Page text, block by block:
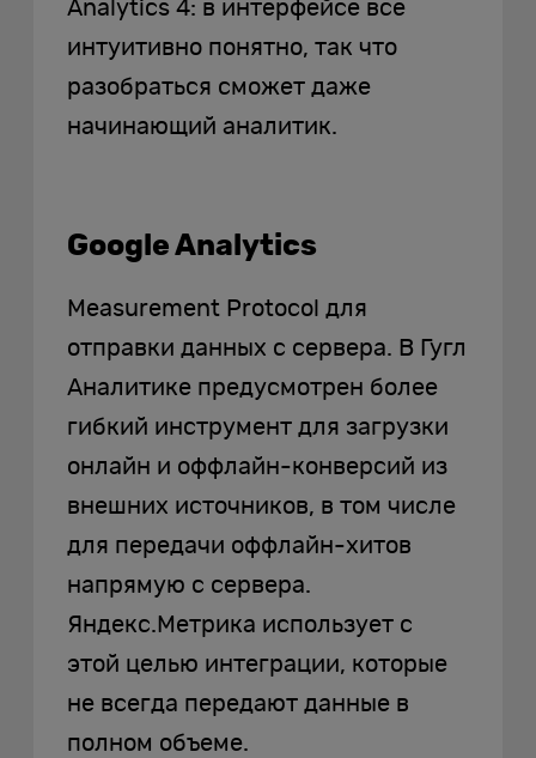
Analytics 4: в интерфейсе все
интуитивно понятно, так что
разобраться сможет даже
начинающий аналитик.
Google Analytics
Measurement Protocol для
отправки данных с сервера. В Гугл
Аналитике предусмотрен более
гибкий инструмент для загрузки
онлайн и оффлайн-конверсий из
внешних источников, в том числе
для передачи оффлайн-хитов
напрямую с сервера.
Яндекс.Метрика использует с
этой целью интеграции, которые
не всегда передают данные в
полном объеме.